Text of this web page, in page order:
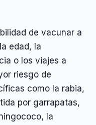
de vacunar a
edad, la
o los viajes a
riesgo de
como la rabia,
por garrapatas,
la